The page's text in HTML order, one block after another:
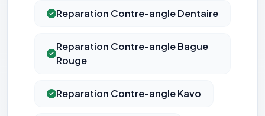
Reparation Contre-angle Dentaire
Reparation Contre-angle Bague
Rouge
Reparation Contre-angle Kavo